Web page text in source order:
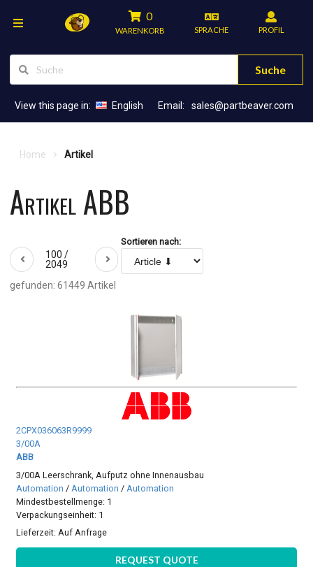
0
WARENKORB SPRACHE PROFIL
Suche
View this page in: English Email: sales@partbeaver.com
Home Artikel
Artikel ABB
100 /
2049
Sortieren nach:
gefunden: 61449 Artikel
2CPX036063R9999
3/00A
ABB
3/00A Leerschrank, Aufputz ohne Innenausbau
Automation / Automation / Automation
Mindestbestellmenge: 1
Verpackungseinheit: 1
Lieferzeit: Auf Anfrage
REQUEST QUOTE